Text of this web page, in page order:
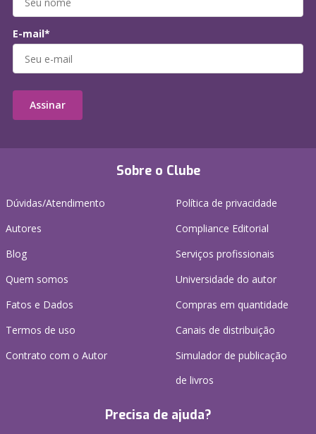
Sobre o Clube
Dúvidas/Atendimento
Autores
Blog
Quem somos
Fatos e Dados
Termos de uso
Contrato com o Autor
Política de privacidade
Compliance Editorial
Serviços profissionais
Universidade do autor
Compras em quantidade
Canais de distribuição
Simulador de publicação
de livros
Precisa de ajuda?
E-mail*
Assinar